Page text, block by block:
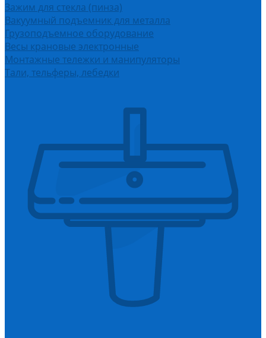
Зажим для стекла (пинза)
Вакуумный подъемник для металла
Грузоподъемное оборудование
Весы крановые электронные
Монтажные тележки и манипуляторы
Тали, тельферы, лебедки